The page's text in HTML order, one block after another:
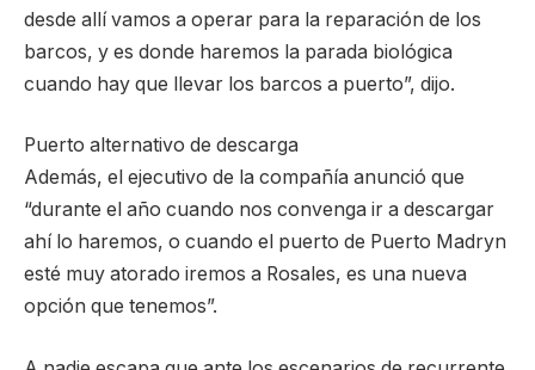
desde allí vamos a operar para la reparación de los
barcos, y es donde haremos la parada biológica
cuando hay que llevar los barcos a puerto”, dijo.
Puerto alternativo de descarga
Además, el ejecutivo de la compañía anunció que
“durante el año cuando nos convenga ir a descargar
ahí lo haremos, o cuando el puerto de Puerto Madryn
esté muy atorado iremos a Rosales, es una nueva
opción que tenemos”.